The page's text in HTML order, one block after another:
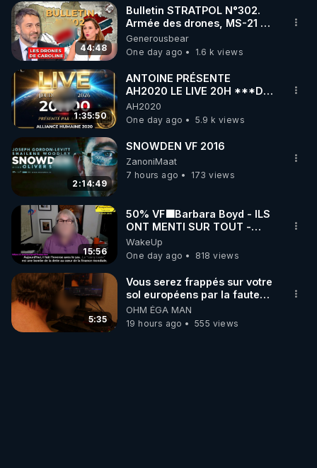
44:48
Bulletin STRATPOL N°302.
Armée des drones, MS-21 en
série, missiles coréens.
07.08.2026.
Generousbear
One day ago
1.6 k views
1:35:50
ANTOINE PRÉSENTE
AH2020 LE LIVE 20H ***DU
06/08/2026***
AH2020
One day ago
5.9 k views
2:14:49
SNOWDEN VF 2016
ZanoniMaat
7 hours ago
173 views
15:56
50% VF🟩Barbara Boyd - ILS
ONT MENTI SUR TOUT -
Jocelyne Traduction
WakeUp
One day ago
818 views
5:35
Vous serez frappés sur votre
sol européens par la faute
des dirigeants qui s'en
mettent dans le nez
OHM ÉGA MAN
19 hours ago
555 views